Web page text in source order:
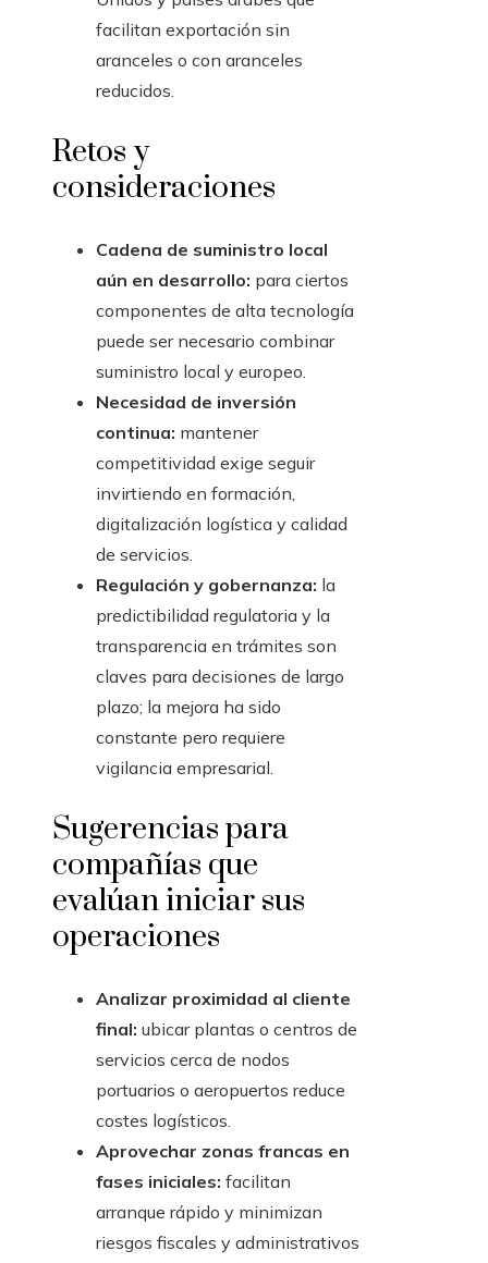
facilitan exportación sin
aranceles o con aranceles
reducidos.
Retos y
consideraciones
Cadena de suministro local
aún en desarrollo: para ciertos
componentes de alta tecnología
puede ser necesario combinar
suministro local y europeo.
Necesidad de inversión
continua: mantener
competitividad exige seguir
invirtiendo en formación,
digitalización logística y calidad
de servicios.
Regulación y gobernanza: la
predictibilidad regulatoria y la
transparencia en trámites son
claves para decisiones de largo
plazo; la mejora ha sido
constante pero requiere
vigilancia empresarial.
Sugerencias para
compañías que
evalúan iniciar sus
operaciones
Analizar proximidad al cliente
final: ubicar plantas o centros de
servicios cerca de nodos
portuarios o aeropuertos reduce
costes logísticos.
Aprovechar zonas francas en
fases iniciales: facilitan
arranque rápido y minimizan
riesgos fiscales y administrativos